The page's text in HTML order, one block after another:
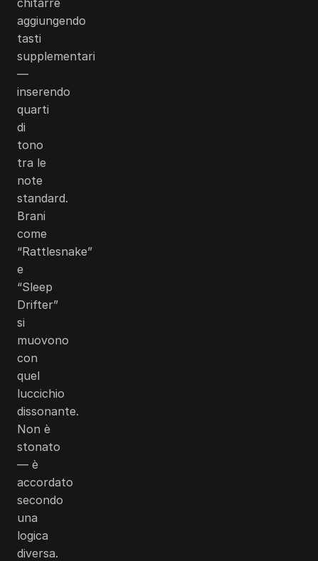
aggiungendo
tasti
supplementari
—
inserendo
quarti
di
tono
tra le
note
standard.
Brani
come
“Rattlesnake”
e
“Sleep
Drifter”
si
muovono
con
quel
luccichio
dissonante.
Non è
stonato
— è
accordato
secondo
una
logica
diversa.